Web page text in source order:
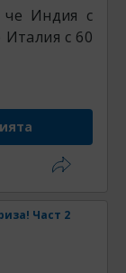
че Индия с
с 60
Част 2